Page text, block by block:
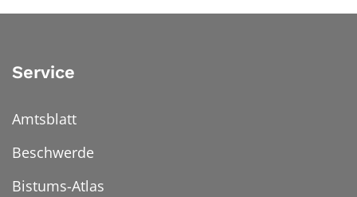
Service
Amtsblatt
Beschwerde
Bistums-Atlas